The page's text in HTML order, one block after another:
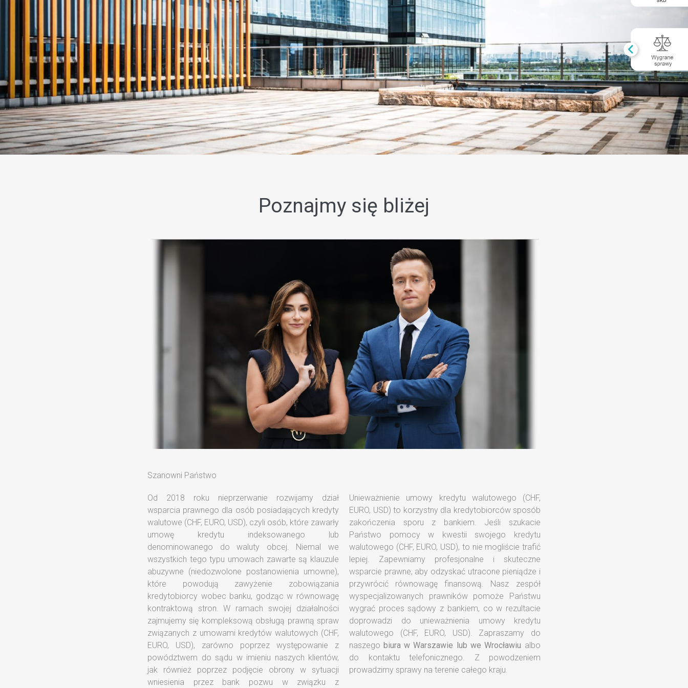
Poznajmy się bliżej
Szanowni Państwo
Od 2018 roku nieprzerwanie rozwijamy dział
wsparcia prawnego dla osób posiadających kredyty
walutowe (CHF, EURO, USD), czyli osób, które zawarły
umowę kredytu indeksowanego lub
denominowanego do waluty obcej. Niemal we
wszystkich tego typu umowach zawarte są klauzule
abuzywne (niedozwolone postanowienia umowne),
które powodują zawyżenie zobowiązania
kredytobiorcy wobec banku, godząc w równowagę
kontraktową stron. W ramach swojej działalności
zajmujemy się kompleksową obsługą prawną spraw
związanych z umowami kredytów walutowych (CHF,
EURO, USD), zarówno poprzez występowanie z
powództwem do sądu w imieniu naszych klientów,
jak również poprzez podjęcie obrony w sytuacji
wniesienia przez bank pozwu w związku z
Unieważnienie umowy kredytu walutowego (CHF,
EURO, USD) to korzystny dla kredytobiorców sposób
zakończenia sporu z bankiem. Jeśli szukacie
Państwo pomocy w kwestii swojego kredytu
walutowego (CHF, EURO, USD), to nie mogliście trafić
lepiej. Zapewniamy profesjonalne i skuteczne
wsparcie prawne, aby odzyskać utracone pieniądze i
przywrócić równowagę finansową. Nasz zespół
wyspecjalizowanych prawników pomoże Państwu
wygrać proces sądowy z bankiem, co w rezultacie
doprowadzi do unieważnienia umowy kredytu
walutowego (CHF, EURO, USD). Zapraszamy do
naszego biura w Warszawie lub we Wrocławiu albo
do kontaktu telefonicznego. Z powodzeniem
prowadzimy sprawy na terenie całego kraju.